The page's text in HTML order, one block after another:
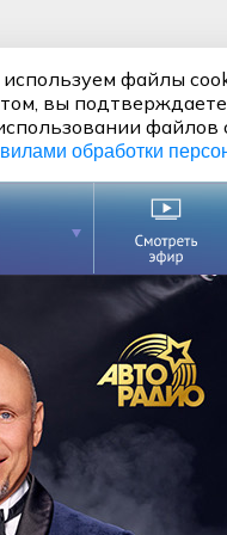
файлы
вы
файлов
обработки